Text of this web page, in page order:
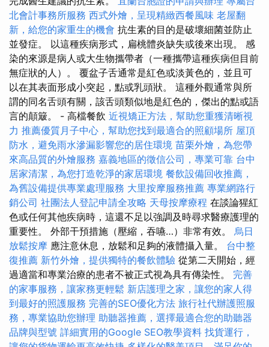
北會計事務所服務 西式外燴，呈現精緻西餐風味 老屋翻
新，給您的家重生的機會 抗生素的目的是破壞細菌並防止
並發症。 以這種疾病形式，扁桃體炎缺失或後來出現。 感
染的來源是病人或大生物攜帶者（一種攜帶這種疾病但目前
無症狀的人）。 覆盆子舌通常是紅色或淡黃色的，並且可
以在其表面形成小突起，點或乳頭狀。 這種外觀通常與所
謂的同名舌頭有關，該舌頭類似地是紅色的，傑出的點或語
言的顛簸。 - 高檔餐飲 近視矯正方法，幫助您重獲清晰視
力 推薦優質月子中心，幫助您找到最適合的照顧場所 屋頂
防水，避免雨水滲漏影響您的居住環境 苗栗外燴，為您帶
來高品質的外燴服務 嘉義地區的徵信公司，專業可靠 台中
居家清潔，為您打造乾淨的家居環境 餐飲設備回收推薦，
為舊設備提供專業處理服務 大里按摩服務推薦 專業網路行
銷公司 社團法人登記申請全攻略 天母按摩療程 在談論猩紅
色或任何其他疾病時，這還不足以強調及時尋求醫療護理的
重要性。 外部干預措施（壓縮，吞嚥…）非常有效。 烏日
放鬆按摩 應注意休息，放鬆和足夠的液體攝入量。 台中整
復推薦 新竹外燴，提供獨特的餐飲體驗 從第二天開始，經
過適當和專業治療的患者不被正式視為具有傳染性。 完善
的家事服務，讓家務更輕鬆 新店護理之家，讓您的家人得
到最好的照護服務 完善的SEO優化方法 旅行社代辦護照服
務，專業協助您辦理 助聽器推薦，選擇最適合您的助聽器
品牌與型號 詳細實用的Google SEO教學資料 找貨運行，